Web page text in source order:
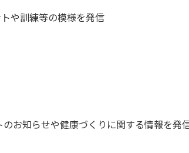
や訓練等の模様を発信
お知らせや健康づくりに関する情報を発